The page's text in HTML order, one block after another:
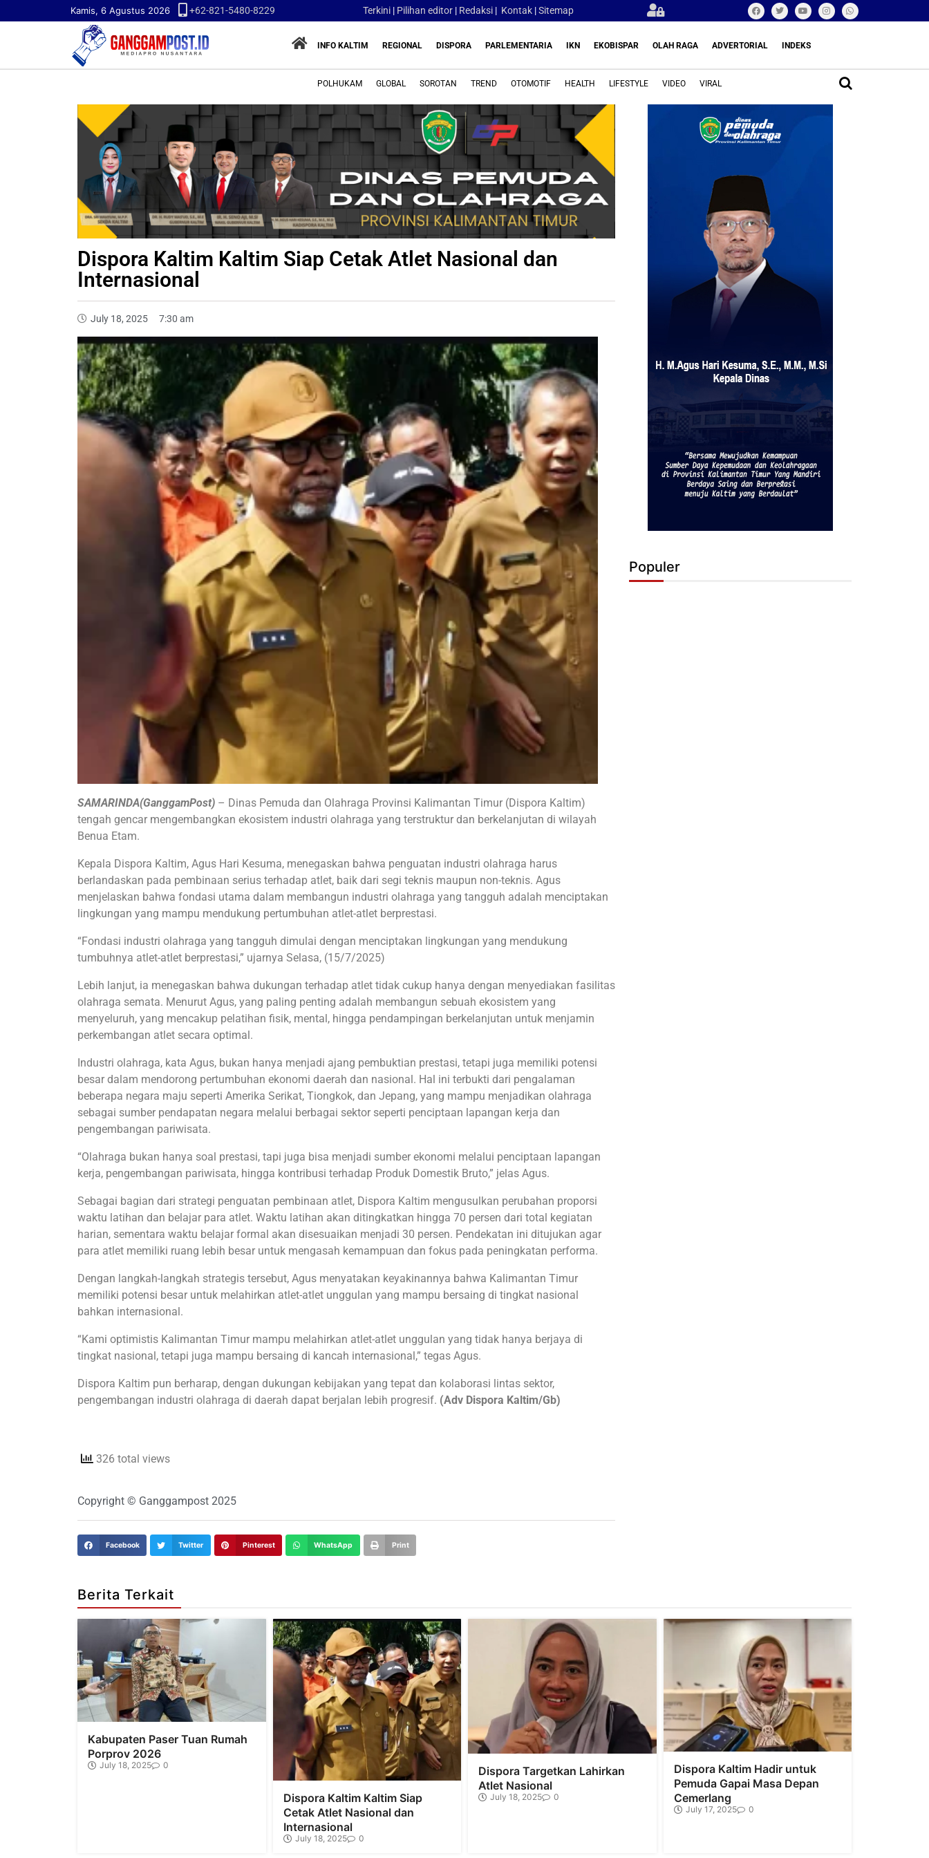
Kamis, 6 Agustus 2026 +62-821-5480-8229 Terkini| Pilihan editor| Redaksi| Kontak|Sitemap
INFO KALTIM REGIONAL DISPORA PARLEMENTARIA IKN EKOBISPAR OLAH RAGA ADVERTORIAL INDEKS
POLHUKAM GLOBAL SOROTAN TREND OTOMOTIF HEALTH LIFESTYLE VIDEO VIRAL
Dispora Kaltim Kaltim Siap Cetak Atlet Nasional dan
Internasional
July 18, 2025 7:30 am
SAMARINDA(GanggamPost) – Dinas Pemuda dan Olahraga Provinsi Kalimantan Timur (Dispora Kaltim)
tengah gencar mengembangkan ekosistem industri olahraga yang terstruktur dan berkelanjutan di wilayah
Benua Etam.
Kepala Dispora Kaltim, Agus Hari Kesuma, menegaskan bahwa penguatan industri olahraga harus
berlandaskan pada pembinaan serius terhadap atlet, baik dari segi teknis maupun non-teknis. Agus
menjelaskan bahwa fondasi utama dalam membangun industri olahraga yang tangguh adalah menciptakan
lingkungan yang mampu mendukung pertumbuhan atlet-atlet berprestasi.
“Fondasi industri olahraga yang tangguh dimulai dengan menciptakan lingkungan yang mendukung
tumbuhnya atlet-atlet berprestasi,” ujarnya Selasa, (15/7/2025)
Lebih lanjut, ia menegaskan bahwa dukungan terhadap atlet tidak cukup hanya dengan menyediakan fasilitas
olahraga semata. Menurut Agus, yang paling penting adalah membangun sebuah ekosistem yang
menyeluruh, yang mencakup pelatihan fisik, mental, hingga pendampingan berkelanjutan untuk menjamin
perkembangan atlet secara optimal.
Industri olahraga, kata Agus, bukan hanya menjadi ajang pembuktian prestasi, tetapi juga memiliki potensi
besar dalam mendorong pertumbuhan ekonomi daerah dan nasional. Hal ini terbukti dari pengalaman
beberapa negara maju seperti Amerika Serikat, Tiongkok, dan Jepang, yang mampu menjadikan olahraga
sebagai sumber pendapatan negara melalui berbagai sektor seperti penciptaan lapangan kerja dan
pengembangan pariwisata.
“Olahraga bukan hanya soal prestasi, tapi juga bisa menjadi sumber ekonomi melalui penciptaan lapangan
kerja, pengembangan pariwisata, hingga kontribusi terhadap Produk Domestik Bruto,” jelas Agus.
Sebagai bagian dari strategi penguatan pembinaan atlet, Dispora Kaltim mengusulkan perubahan proporsi
waktu latihan dan belajar para atlet. Waktu latihan akan ditingkatkan hingga 70 persen dari total kegiatan
harian, sementara waktu belajar formal akan disesuaikan menjadi 30 persen. Pendekatan ini ditujukan agar
para atlet memiliki ruang lebih besar untuk mengasah kemampuan dan fokus pada peningkatan performa.
Dengan langkah-langkah strategis tersebut, Agus menyatakan keyakinannya bahwa Kalimantan Timur
memiliki potensi besar untuk melahirkan atlet-atlet unggulan yang mampu bersaing di tingkat nasional
bahkan internasional.
“Kami optimistis Kalimantan Timur mampu melahirkan atlet-atlet unggulan yang tidak hanya berjaya di
tingkat nasional, tetapi juga mampu bersaing di kancah internasional,” tegas Agus.
Dispora Kaltim pun berharap, dengan dukungan kebijakan yang tepat dan kolaborasi lintas sektor,
pengembangan industri olahraga di daerah dapat berjalan lebih progresif. (Adv Dispora Kaltim/Gb)
326 total views
Copyright © Ganggampost 2025
Populer
Facebook Twitter Pinterest WhatsApp Print
Berita Terkait
Kabupaten Paser Tuan Rumah
Porprov 2026
July 18, 2025 0
Dispora Kaltim Kaltim Siap
Cetak Atlet Nasional dan
Internasional
July 18, 2025 0
Dispora Targetkan Lahirkan
Atlet Nasional
July 18, 2025 0
Dispora Kaltim Hadir untuk
Pemuda Gapai Masa Depan
Cemerlang
July 17, 2025 0